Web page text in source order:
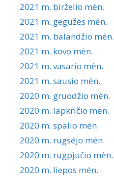
2021 m. birželio mėn.
2021 m. gegužės mėn.
2021 m. balandžio mėn.
2021 m. kovo mėn.
2021 m. vasario mėn.
2021 m. sausio mėn.
2020 m. gruodžio mėn.
2020 m. lapkričio mėn.
2020 m. spalio mėn.
2020 m. rugsėjo mėn.
2020 m. rugpjūčio mėn.
2020 m. liepos mėn.